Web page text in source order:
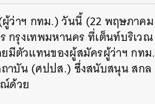
ผู้ว่าฯ กทม.) วันนี้ (22พฤษภาคม
กรุงเทพมหานคร ที่เต็นท์บริเวณ
ยมีตัวแทนของผู้สมัครผู้ว่าฯ กทม.
าบัน (ศปปส.) ซึ่งสนับสนุน สกล
ณ์ด้วย